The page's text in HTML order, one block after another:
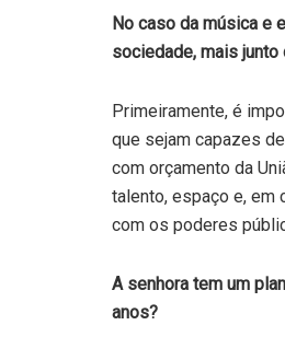
No caso da música e
sociedade, mais
Primeiramente, é
que sejam capazes
com orçamento da
talento, espaço e, em
com os poderes
A senhora tem um
anos?